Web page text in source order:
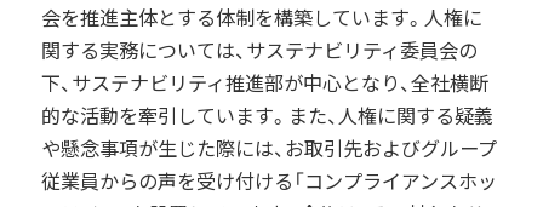
会を推進主体とする体制を構築しています。人権に
関する実務については、サステナビリティ委員会の
下、サステナビリティ推進部が中心となり、全社横断
的な活動を牽引しています。また、人権に関する疑義
や懸念事項が生じた際には、お取引先およびグループ
従業員からの声を受け付ける「コンプライアンスホッ